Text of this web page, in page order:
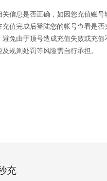
信息是否正确，如因您充值账号
值完成后登陆您的帐号查看是否
免由于顶号造成充值失败或充值
规则处罚等风险需自行承担。
充